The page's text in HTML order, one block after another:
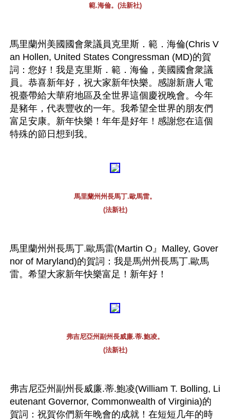
範.海倫。(法新社)
馬里蘭州美國國會衆議員克里斯．範．海倫(Chris V
an Hollen, United States Congressman (MD)的賀
詞：您好！我是克里斯．範．海倫，美國國會衆議
員。恭喜新年好，祝大家新年快樂。感謝新唐人電
視臺帶給大華府地區及全世界這個慶祝晚會。今年
是豬年，代表豐收的一年。我希望全世界的朋友們
富足安康。新年快樂！年年是好年！感謝您在這個
特殊的節日想到我。
馬里蘭州州長馬丁.歐馬雷。
(法新社)
馬里蘭州州長馬丁.歐馬雷(Martin O』Malley, Gover
nor of Maryland)的賀詞：我是馬州州長馬丁.歐馬
雷。希望大家新年快樂富足！新年好！
弗吉尼亞州副州長威廉.蒂.鮑凌。
(法新社)
弗吉尼亞州副州長威廉.蒂.鮑凌(William T. Bolling, Li
eutenant Governor, Commonwealth of Virginia)的
賀詞：祝賀你們新年晚會的成就！在短短几年的時